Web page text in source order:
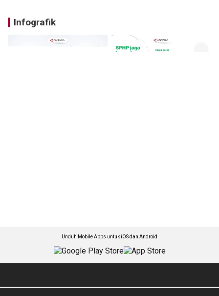
Infografik
Unduh Mobile Apps untuk iOS dan Android